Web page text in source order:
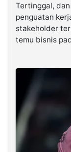
Tertinggal,
penguatan
stakeholder
temu bisnis